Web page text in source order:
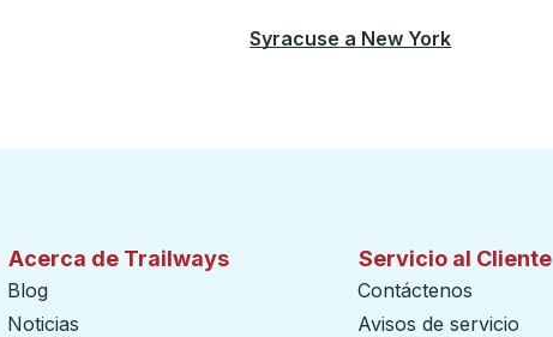
Syracuse a New York
Acerca de Trailways
Blog
Noticias
Servicio al Cliente
Contáctenos
Avisos de servicio